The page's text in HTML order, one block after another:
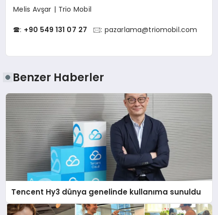
Melis Avşar | Trio Mobil
🕿: +90 549 131 07 27 🖂: pazarlama@triomobil.com
Benzer Haberler
Tencent Hy3 dünya genelinde kullanıma sunuldu